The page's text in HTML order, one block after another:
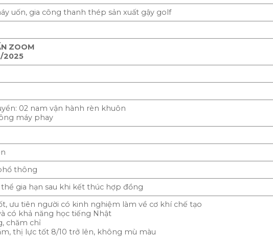
uốn, gia công thanh thép sản xuất gậy golf
ZOOM
2025
02 nam vận hành rèn khuôn
máy phay
thông
gia hạn sau khi kết thúc hợp đồng
ưu tiên người có kinh nghiệm làm về cơ khí chế tạo
có khả năng học tiếng Nhật
chăm chỉ
thị lực tốt 8/10 trở lên, không mù màu